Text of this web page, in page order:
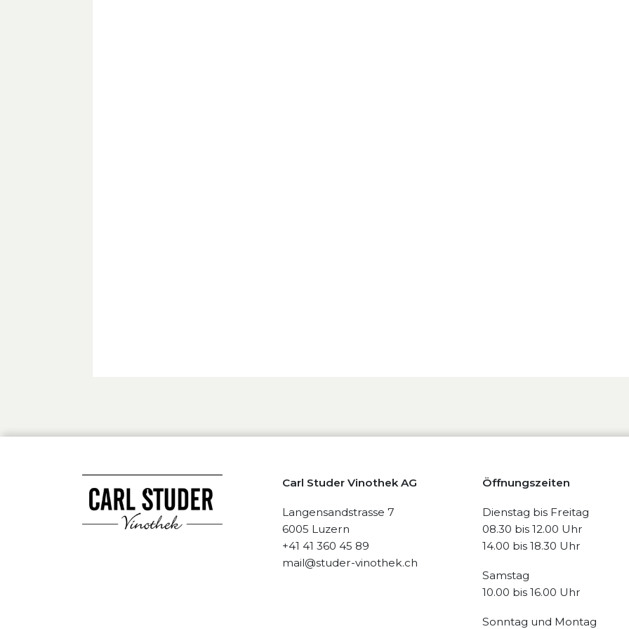
Carl Studer Vinothek AG
Langensandstrasse 7
6005 Luzern
+41 41 360 45 89
mail@studer-vinothek.ch
Öffnungszeiten
Dienstag bis Freitag
08.30 bis 12.00 Uhr
14.00 bis 18.30 Uhr
Samstag
10.00 bis 16.00 Uhr
Sonntag und Montag